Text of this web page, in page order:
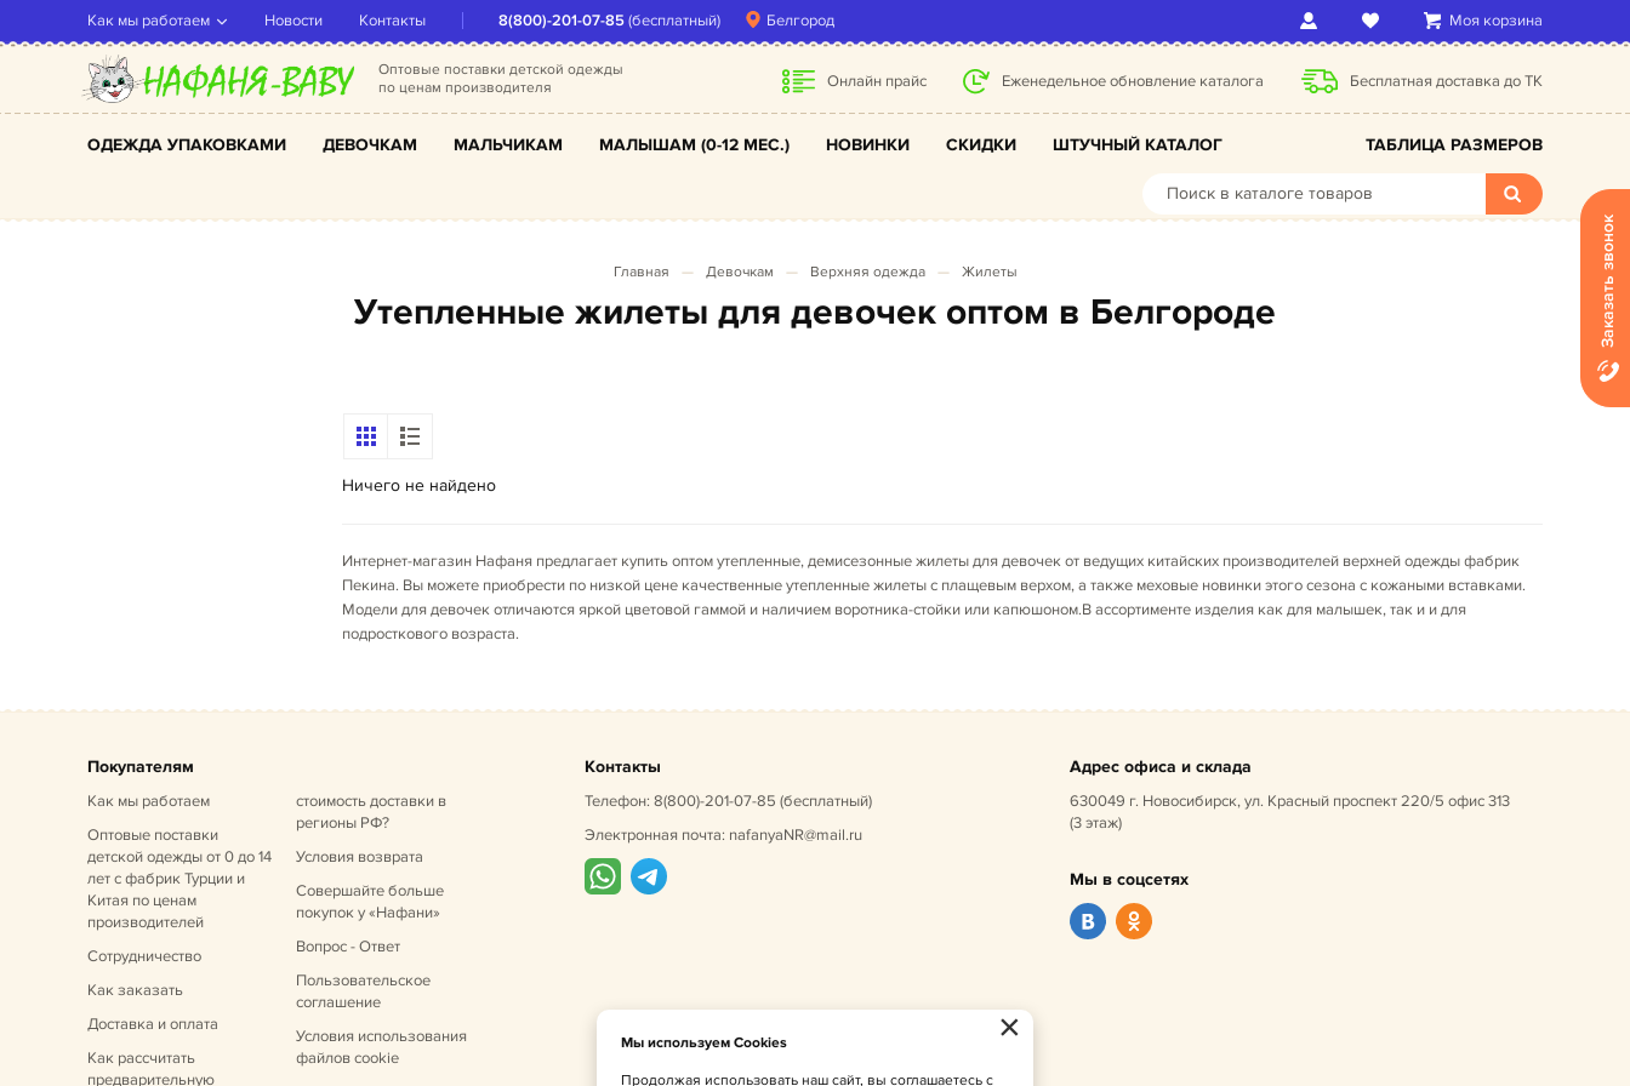
Моя корзина
Оптовые поставки детской одежды
по ценам производителя
Онлайн прайс Еженедельное обновление каталога Бесплатная доставка до ТК
ОДЕЖДА УПАКОВКАМИ ДЕВОЧКАМ МАЛЬЧИКАМ МАЛЫШАМ (0-12 МЕС.) НОВИНКИ СКИДКИ ШТУЧНЫЙ КАТАЛОГ ТАБЛИЦА РАЗМЕРОВ
Белгород
8(800)-201-07-85(бесплатный)
Как мы работаем Новости Контакты
Главная Девочкам Верхняя одежда Жилеты
Утепленные жилеты для девочек оптом в Белгороде
Ничего не найдено
Интернет-магазин Нафаня предлагает купить оптом утепленные, демисезонные жилеты для девочек от ведущих китайских производителей верхней одежды фабрик
Пекина. Вы можете приобрести по низкой цене качественные утепленные жилеты с плащевым верхом, а также меховые новинки этого сезона с кожаными вставками.
Модели для девочек отличаются яркой цветовой гаммой и наличием воротника-стойки или капюшоном.В ассортименте изделия как для малышек, так и и для
подросткового возраста.
Покупателям
Как мы работаем
Оптовые поставки
детской одежды от 0 до 14
летс фабрик Турции и
Китая по ценам
производителей
Сотрудничество
Как заказать
Доставка и оплата
Как рассчитать
предварительную
стоимость доставки в
регионы РФ?
Условия возврата
Совершайте больше
покупок у «Нафани»
Вопрос - Ответ
Пользовательское
соглашение
Условия использования
файлов cookie
Контакты
Телефон: 8(800)-201-07-85 (бесплатный)
Электронная почта: nafanyaNR@mail.ru
Адрес офиса и склада
630049 г. Новосибирск, ул. Красный проспект 220/5 офис 313
(3 этаж)
Мы в соцсетях
×
Мы используем Cookies
Продолжая использовать наш сайт, вы соглашаетесь с
Заказать звонок